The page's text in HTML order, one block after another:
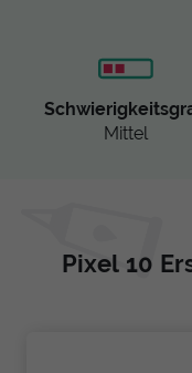
Mittel
Pixel 10